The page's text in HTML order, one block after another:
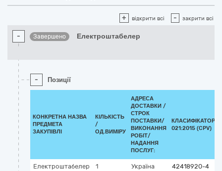
+ відкрити всі - закрити всі
- Завершено Електроштабелер
- Позиції
КОНКРЕТНА НАЗВА
ПРЕДМЕТА
ЗАКУПІВЛІ
КІЛЬКІСТЬ
/
ОД.ВИМІРУ
АДРЕСА
ДОСТАВКИ /
СТРОК
ПОСТАВКИ/
ВИКОНАННЯ
РОБІТ/
НАДАННЯ
ПОСЛУГ:
КЛАСИФІКАТОР
021:2015 (CPV)
Електроштабелер
1
Україна
42418920-4